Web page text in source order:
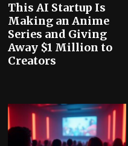
This AI Startup Is
Making an Anime
Series and Giving
Away $1 Million to
Creators